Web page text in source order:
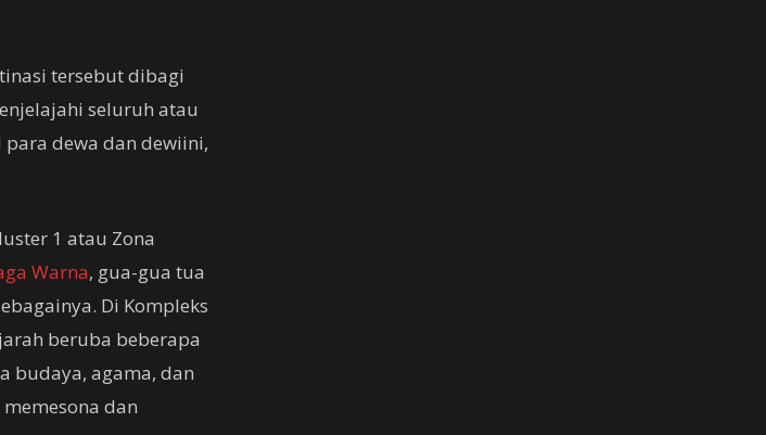
tersebut dibagi
seluruh atau
dewa dan dewiini,
1 atau Zona
Warna, gua-gua tua
Di Kompleks
beruba beberapa
budaya, agama, dan
dan